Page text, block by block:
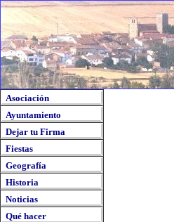
Asociación
Ayuntamiento
Dejar tu Firma
Fiestas
Geografía
Historia
Noticias
Qué hacer